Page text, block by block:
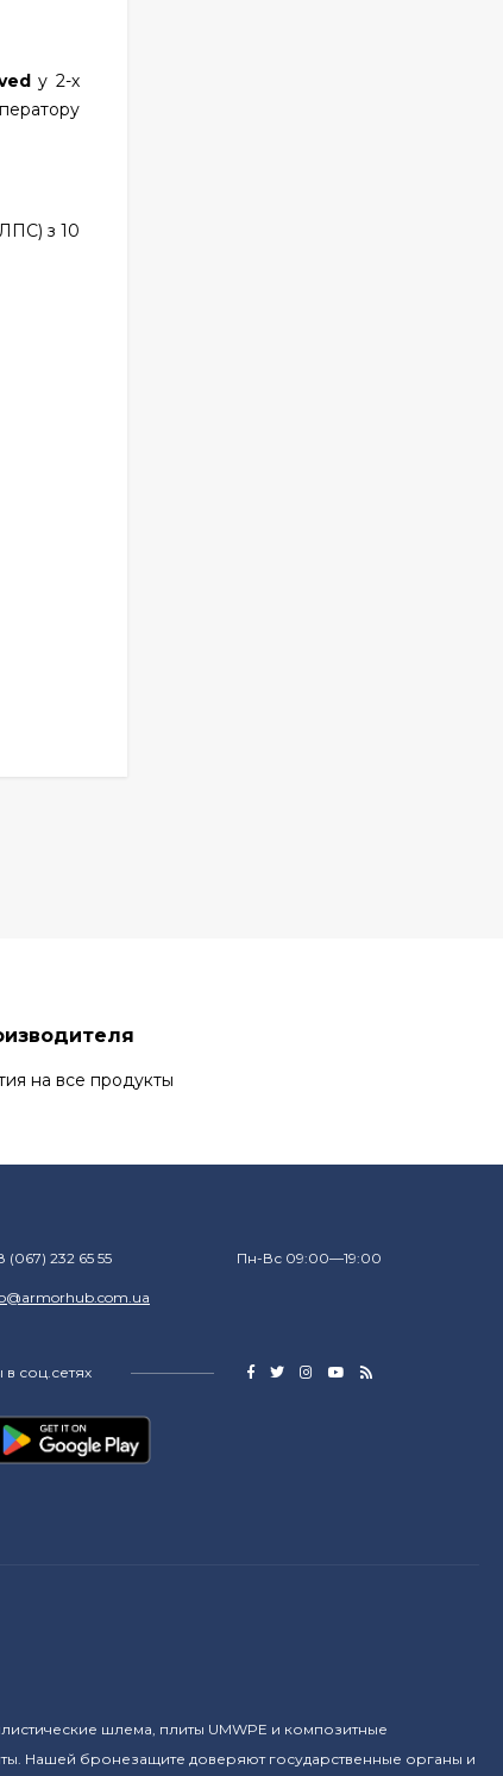
у 2-х
з 10
на все продукты
(067) 232 65 55 Пн-Вс 09:00—19:00
в соц.сетях
шлема, плиты UMWPE и композитные
Нашей бронезащите доверяют государственные органы и